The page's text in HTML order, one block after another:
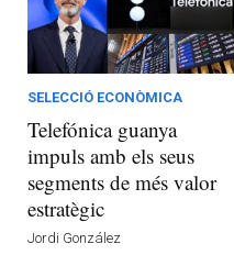
SELECCIÓ ECONÒMICA
Telefónica guanya
impuls amb els seus
segments de més valor
estratègic
Jordi González